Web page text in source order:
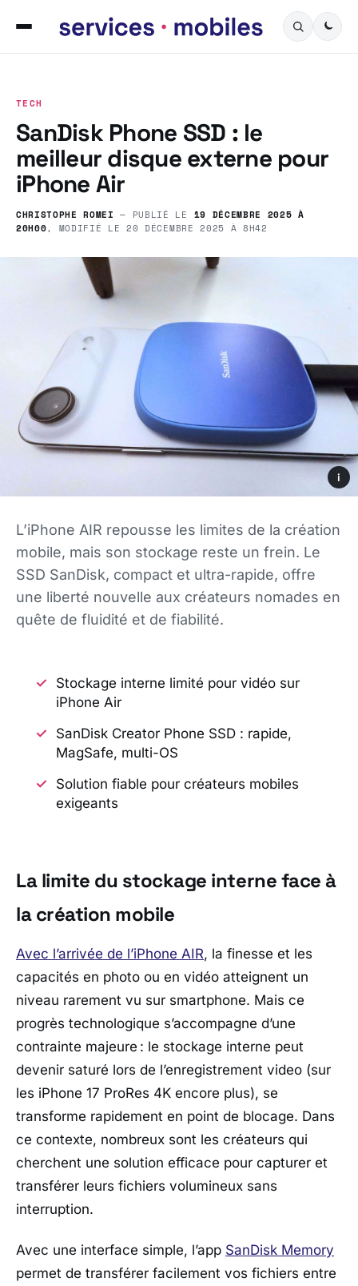
TECH
SanDisk Phone SSD : le
meilleur disque externe pour
iPhone Air
CHRISTOPHE ROMEI — PUBLIÉ LE 19 DÉCEMBRE 2025 À
20H00, MODIFIÉ LE20 DÉCEMBRE 2025 À 8H42
i
L’iPhone AIR repousse les limites de la création
mobile, mais son stockage reste un frein. Le
SSD SanDisk, compact et ultra-rapide, offre
une liberté nouvelle aux créateurs nomades en
quête de fluidité et de fiabilité.
Stockage interne limité pour vidéo sur
iPhone Air
SanDisk Creator Phone SSD : rapide,
MagSafe, multi-OS
Solution fiable pour créateurs mobiles
exigeants
La limite du stockage interne face à
la création mobile
Avec l’arrivée de l’iPhone AIR, la finesse et les
capacités en photo ou en vidéo atteignent un
niveau rarement vu sur smartphone. Mais ce
progrès technologique s’accompagne d’une
contrainte majeure : le stockage interne peut
devenir saturé lors de l’enregistrement video (sur
les iPhone 17 ProRes 4K encore plus), se
transforme rapidement en point de blocage. Dans
ce contexte, nombreux sont les créateurs qui
cherchent une solution efficace pour capturer et
transférer leurs fichiers volumineux sans
interruption.
Avec une interface simple, l’app SanDisk Memory
permet de transférer facilement vos fichiers entre